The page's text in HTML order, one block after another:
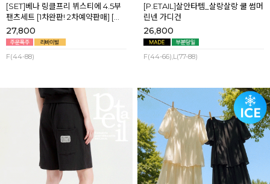
[SET]베나 링클프리 뷔스티에 4.5부
팬츠세트 [1차완판! 2차예약판매] [네
이비,블랙] 8월셋째주 순차배송
27,800
F(44-88)
[P.ETAIL]살안타템_살랑살랑 쿨 썸머
린넨 가디건
26,800
F(44-66),L(77-88)